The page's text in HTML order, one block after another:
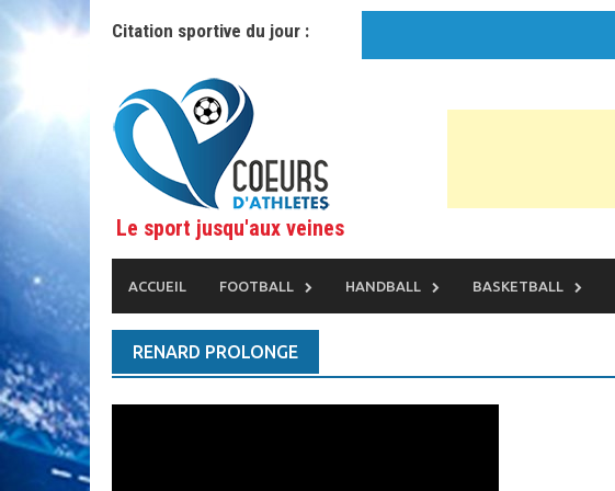
Skip
Citation sportive du jour :
Le sport jusqu'aux veines
ACCUEIL FOOTBALL HANDBALL BASKETBALL
RENARD PROLONGE